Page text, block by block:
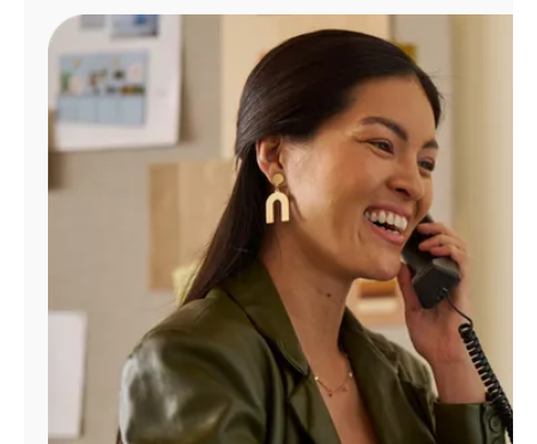
Administrar
cuenta
Encuentra
tienda